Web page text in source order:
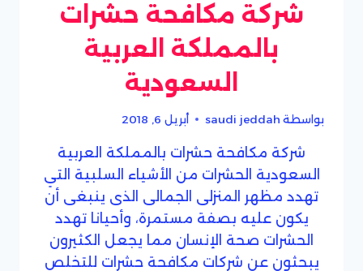
شركة مكافحة حشرات
بالمملكة العربية
السعودية
بواسطة saudi jeddah أبريل 6, 2018
شركة مكافحة حشرات بالمملكة العربية
السعودية الحشرات من الأشياء السلبية التي
تهدد مظهر المنزلى الجمالى الذى ينبغى أن
يكون عليه بصفة مستمرة، وأحيانا تهدد
الحشرات صحة الإنسان مما يجعل الكثيرون
يبحثون عن شركات مكافحة حشرات للتخلص